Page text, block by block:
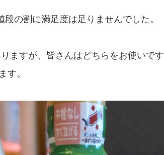
の割に満足度は足りませんでした。
ますが、皆さんはどちらをお使いです
す。